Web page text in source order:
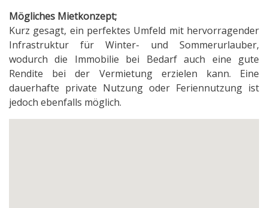
Mögliches Mietkonzept;
Kurz gesagt, ein perfektes Umfeld mit hervorragender
Infrastruktur für Winter- und Sommerurlauber,
wodurch die Immobilie bei Bedarf auch eine gute
Rendite bei der Vermietung erzielen kann. Eine
dauerhafte private Nutzung oder Feriennutzung ist
jedoch ebenfalls möglich.